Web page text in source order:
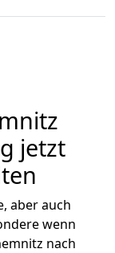
jetzt
aber auch
wenn
nach